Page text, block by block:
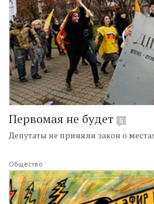
Первомая не будет 5
Депутаты не приняли закон о
Общество